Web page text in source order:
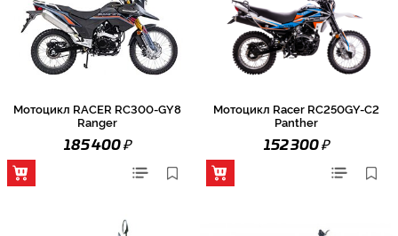
Мотоцикл RACER RC300-GY8
Ranger
185 400₽
Мотоцикл Racer RC250GY-C2
Panther
152 300₽